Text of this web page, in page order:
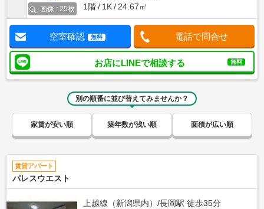
画像 : 25枚
1階
1K 24.67㎡
空室確認 無料 電話で問合せ
お店にLINEで相談する 無料
別の順番に並び替えてみませんか？
家賃が安い順 築年数が浅い順 面積が広い順
賃貸アパート
パレスウエスト
上越線（新潟県内）/長岡駅 徒歩35分